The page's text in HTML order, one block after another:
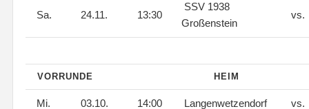
Sa. 24.11. 13:30
SSV 1938
Großenstein
vs.
VORRUNDE HEIM
Mi. 03.10. 14:00 Langenwetzendorf vs.